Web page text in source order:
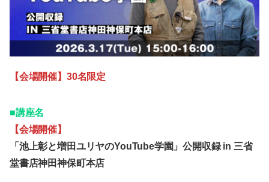
【会場開催】30名限定
■講座名
【会場開催】
「池上彰と増田ユリヤのYouTube学園」公開収録 in 三省
堂書店神田神保町本店